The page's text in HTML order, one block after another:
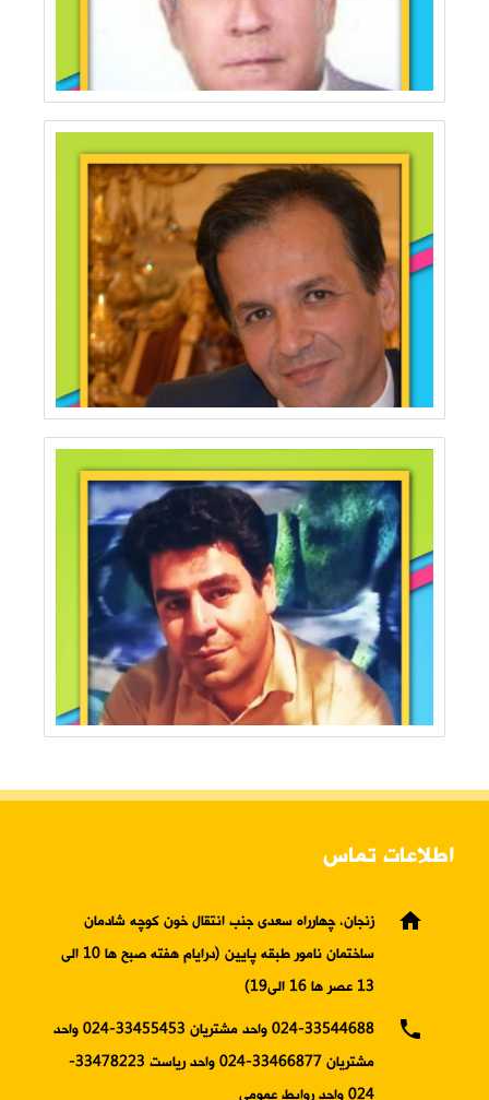
اطلاعات تماس
home
زنجان، چهارراه سعدی جنب انتقال خون کوچه شادمان
ساختمان نامور طبقه پایین (درایام هفته صبح ها 10 الی
13 عصر ها 16 الی19)
phone
024-33544688 واحد مشتریان 33455453-024 واحد
مشتریان 33466877-024 واحد ریاست 33478223-
024 واحد روابط عمومی